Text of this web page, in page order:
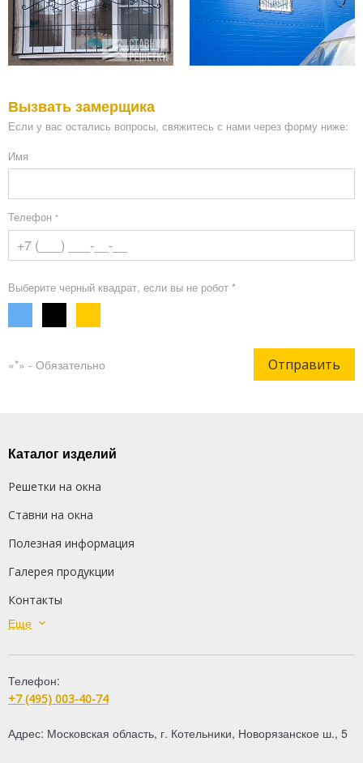
Вызвать замерщика
Если у вас остались вопросы, свяжитесь с нами через форму ниже:
Имя
Телефон *
Выберите черный квадрат, если вы не робот *
«*» - Обязательно Отправить
Каталог изделий
Решетки на окна
Ставни на окна
Полезная информация
Галерея продукции
Контакты
Сварные решетки
Кованые решетки
Распашные решетки
Решетки на балкон
Еще
Телефон:
+7 (495) 003-40-74
Адрес: Московская область, г. Котельники, Новорязанское ш., 5